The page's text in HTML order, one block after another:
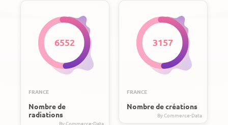
6552
FRANCE
Nombre de
radiations
3157
FRANCE
Nombre de créations